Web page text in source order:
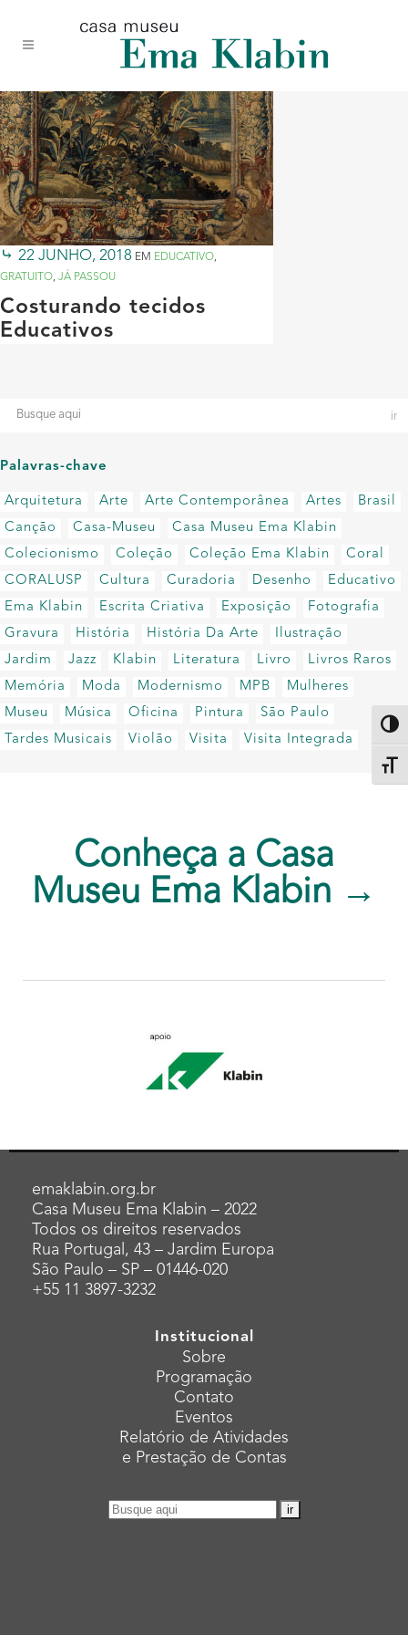
conteúdo
navegação
site
22 JUNHO, 2018 EM EDUCATIVO,
GRATUITO, JÁ PASSOU
Costurando tecidos
Educativos
Palavras-chave
Arquitetura Arte Arte Contemporânea Artes
Brasil
Canção
Casa-Museu
Casa Museu Ema Klabin
Colecionismo
Coleção Coleção Ema Klabin
Coral
CORALUSP
Cultura Curadoria Desenho
Educativo
Ema Klabin
Escrita Criativa Exposição
Fotografia
Gravura
História História Da Arte
Ilustração
Jardim
Jazz Klabin Literatura Livro
Livros Raros
Memória
Moda Modernismo MPB
Mulheres
Museu
Música Oficina Pintura
São Paulo
Tardes Musicais
Violão Visita Visita Integrada
Conheça a Casa
Museu Ema Klabin →
emaklabin.org.br
Casa Museu Ema Klabin – 2022
Todos os direitos reservados
Rua Portugal, 43 – Jardim Europa
São Paulo – SP – 01446-020
+55 11 3897-3232
Institucional
Sobre
Programação
Contato
Eventos
Relatório de Atividades
e Prestação de Contas